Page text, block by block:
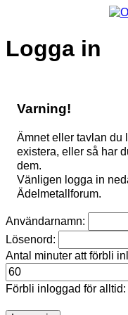
Logga in
Varning!
Ämnet eller tavlan du
existera, eller så har
dem.
Vänligen logga in
Ädelmetallforum.
Användarnamn:
Lösenord:
Antal minuter att förbli
Förbli inloggad för alltid: